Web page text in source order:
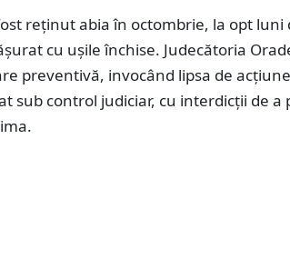
reținut abia în octombrie, la opt
cu ușile închise. Judecătoria
preventivă, invocând lipsa de
sub control judiciar, cu interdicții de a